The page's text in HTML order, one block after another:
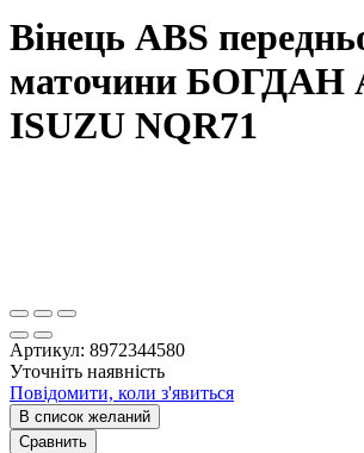
Вінець ABS
маточини БОГДАН
ISUZU NQR71
Артикул: 8972344580
Уточніть наявність
Повідомити, коли з'явиться
В список желаний
Сравнить